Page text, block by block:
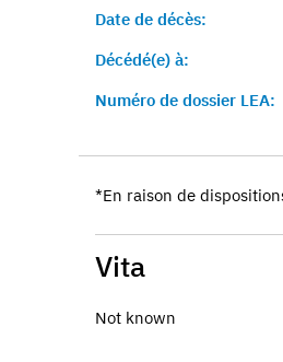
Date de décès:
Décédé(e) à:
Numéro de dossier LEA:
*En raison de
Vita
Not known